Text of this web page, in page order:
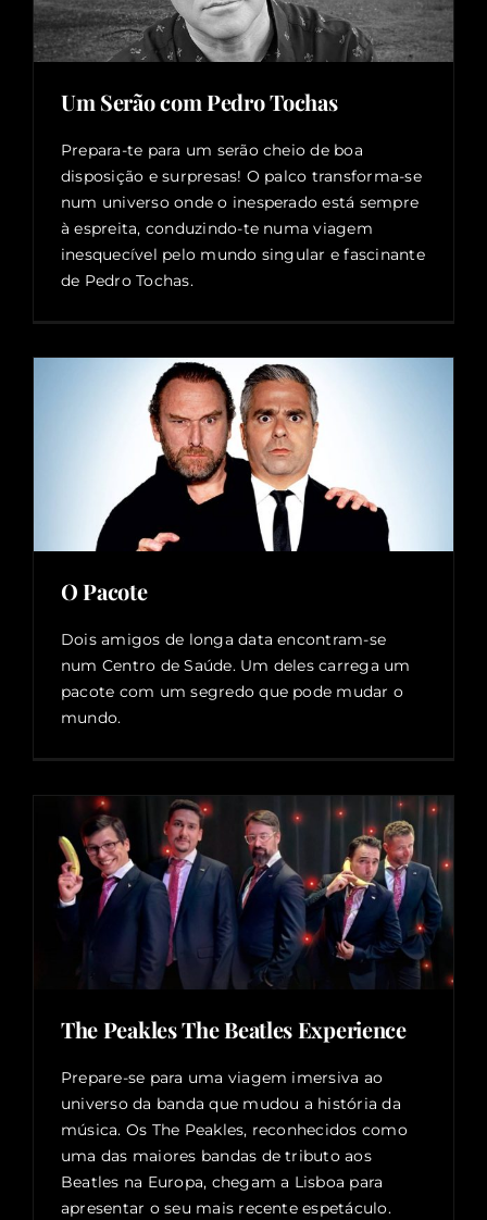
Um Serão com Pedro Tochas
Prepara-te para um serão cheio de boa
disposição e surpresas! O palco transforma-se
num universo onde o inesperado está sempre
à espreita, conduzindo-te numa viagem
inesquecível pelo mundo singular e fascinante
de Pedro Tochas.
O Pacote
Dois amigos de longa data encontram-se
num Centro de Saúde. Um deles carrega um
pacote com um segredo que pode mudar o
mundo.
The Peakles The Beatles Experience
Prepare-se para uma viagem imersiva ao
universo da banda que mudou a história da
música. Os The Peakles, reconhecidos como
uma das maiores bandas de tributo aos
Beatles na Europa, chegam a Lisboa para
apresentar o seu mais recente espetáculo.